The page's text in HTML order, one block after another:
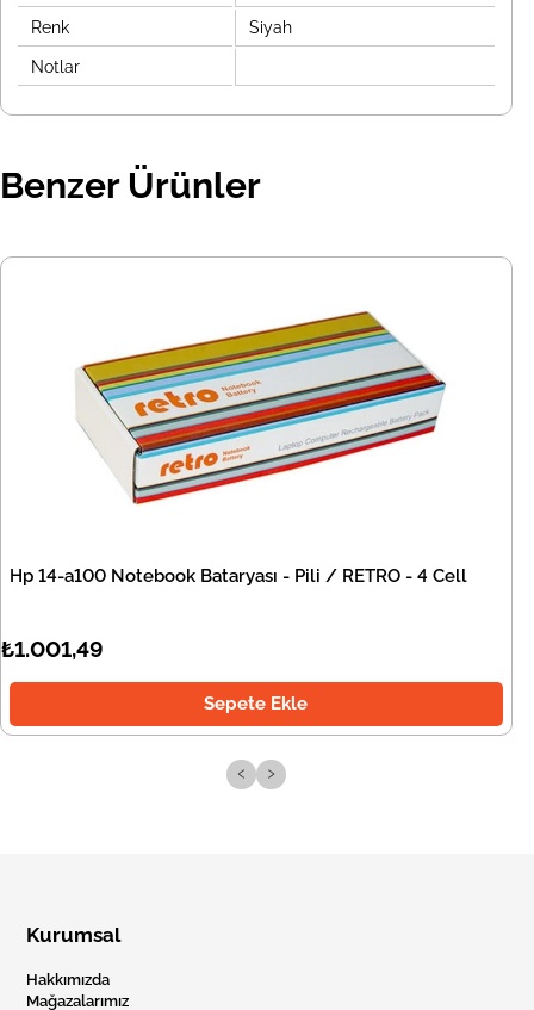
Renk Siyah
Notlar
Benzer Ürünler
Hp 14-a100 Notebook Bataryası - Pili / RETRO - 4 Cell
₺1.001,49
Sepete Ekle
‹ ›
Kurumsal
Hakkımızda
Mağazalarımız